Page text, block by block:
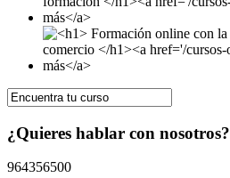
¿Quieres hablar con nosotros?
964356500